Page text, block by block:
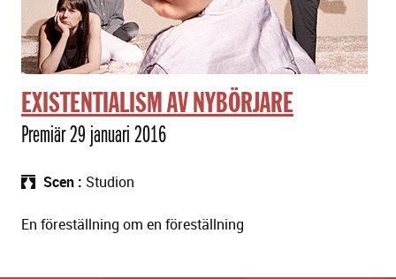
EXISTENTIALISM AV NYBÖRJARE
Premiär 29 januari 2016
Scen Studion
En föreställning om en föreställning